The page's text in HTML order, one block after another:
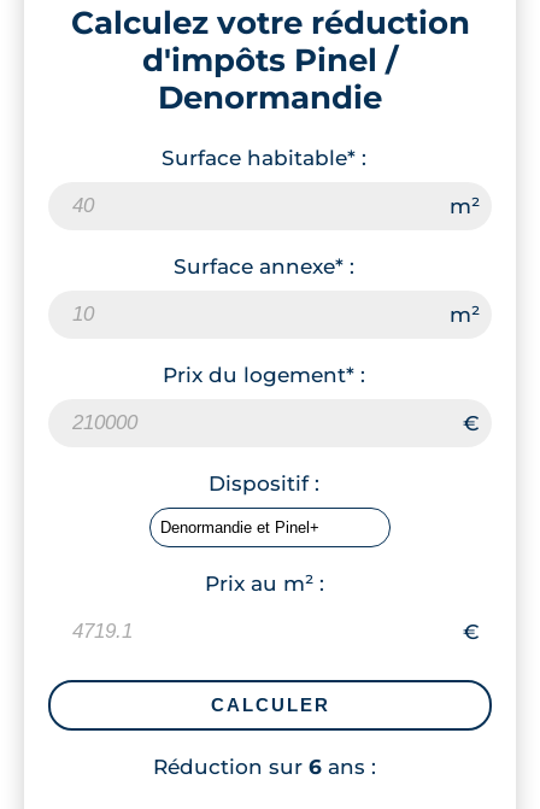
Calculez votre réduction
d'impôts Pinel /
Denormandie
Surface habitable* :
Surface annexe* :
Prix du logement* :
Dispositif :
Prix au m² :
CALCULER
Réduction sur 6ans :